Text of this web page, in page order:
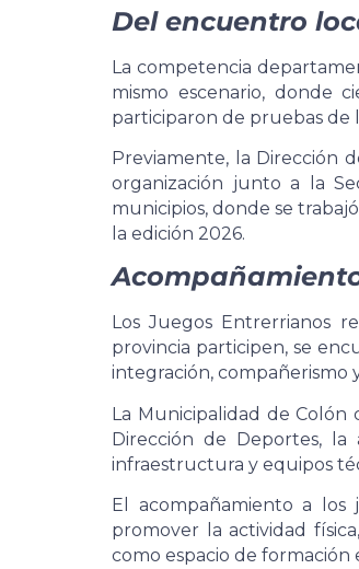
Del encuentro
La competencia
mismo escenario, donde
participaron de pruebas de
Previamente, la Dirección
organización junto a la
municipios, donde se
la edición 2026.
Los Juegos Entrerrianos
provincia participen, se
integración, compañerismo
La Municipalidad de Colón
Dirección de Deportes, la
infraestructura y equipos
El acompañamiento a
promover la actividad
como espacio de formación